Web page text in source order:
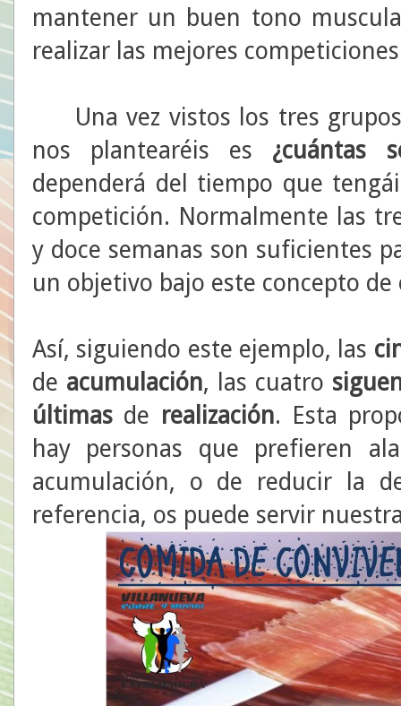
mantener un buen tono
realizar las mejores
Una vez vistos los tres
nos plantearéis es ¿cuántas
dependerá del tiempo que
competición. Normalmente las
y doce semanas son suficientes
un objetivo bajo este concepto
Así, siguiendo este ejemplo, las
de acumulación, las cuatro
últimas de realización. Esta
hay personas que prefieren
acumulación, o de reducir la
referencia, os puede servir